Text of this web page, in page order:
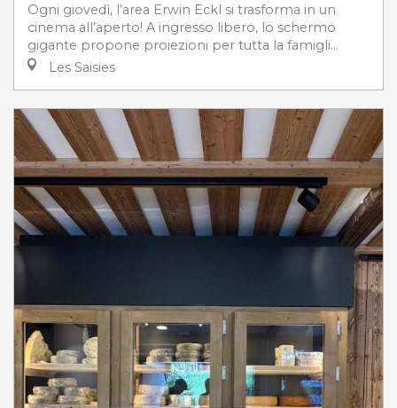
Ogni giovedì, l’area Erwin Eckl si trasforma in un
cinema all’aperto! A ingresso libero, lo schermo
gigante propone proiezioni per tutta la famigli...
Les Saisies